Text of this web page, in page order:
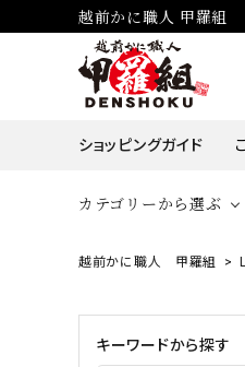
越前かに職人 甲羅組
ショッピングガイド
カテゴリーから選ぶ
ズワイ
￥10,001～￥30,000
越前かに職人 甲羅組
キーワードから探す